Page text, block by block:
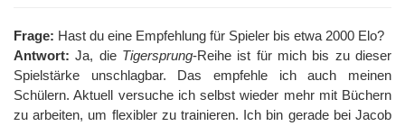
Frage: Hast du eine Empfehlung für Spieler bis etwa 2000 Elo?
Antwort: Ja, die Tigersprung-Reihe ist für mich bis zu dieser
Spielstärke unschlagbar. Das empfehle ich auch meinen
Schülern. Aktuell versuche ich selbst wieder mehr mit Büchern
zu arbeiten, um flexibler zu trainieren. Ich bin gerade bei Jacob